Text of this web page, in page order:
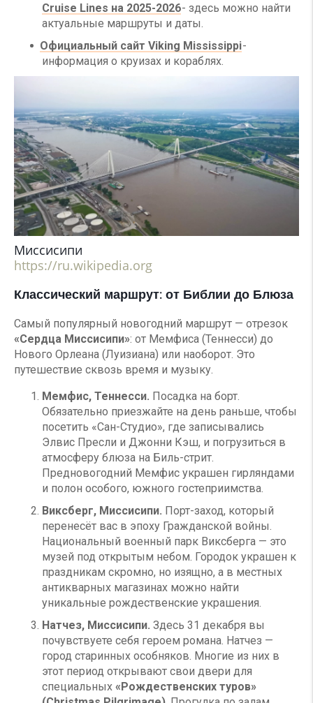
Cruise Lines на 2025-2026- здесь можно найти
актуальные маршруты и даты.
Официальный сайт Viking Mississippi-
информация о круизах и кораблях.
Миссисипи
https://ru.wikipedia.org
Классический маршрут: от Библии до Блюза
Самый популярный новогодний маршрут — отрезок
«Сердца Миссисипи»: от Мемфиса (Теннесси) до
Нового Орлеана (Луизиана) или наоборот. Это
путешествие сквозь время и музыку.
Мемфис, Теннесси. Посадка на борт.
Обязательно приезжайте на день раньше, чтобы
посетить «Сан-Студио», где записывались
Элвис Пресли и Джонни Кэш, и погрузиться в
атмосферу блюза на Биль-стрит.
Предновогодний Мемфис украшен гирляндами
и полон особого, южного гостеприимства.
Виксберг, Миссисипи. Порт-заход, который
перенесёт вас в эпоху Гражданской войны.
Национальный военный парк Виксберга — это
музей под открытым небом. Городок украшен к
праздникам скромно, но изящно, а в местных
антикварных магазинах можно найти
уникальные рождественские украшения.
Натчез, Миссисипи. Здесь 31 декабря вы
почувствуете себя героем романа. Натчез —
город старинных особняков. Многие из них в
этот период открывают свои двери для
специальных «Рождественских туров»